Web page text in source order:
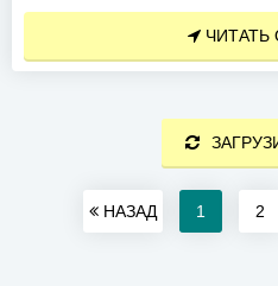
ЧИТАТЬ
НАЗАД 1 2